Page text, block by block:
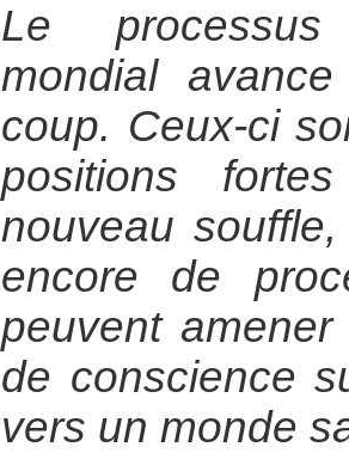
Le
mondial
coup. Ceux-ci
positions
nouveau
encore de
peuvent
de conscience
vers un monde